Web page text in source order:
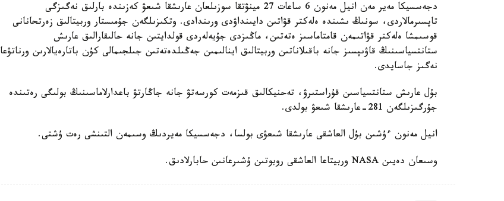
دجەسسيكا مەير مەن انيل مەنون 6 ساعات 27 مينۋتقا سوزىلعان عارىشقا شىعۋ كەزىندە بارلىق نەگىزگى
تاپسىرمالاردى، سونىڭ ىشىندە ەلەكتر قۋاتىن دايىنداۋدى ورىندادى. وتكىزىلگەن جۇمىستار وربيتالىق زەرتحانانى
قوسىمشا ەلەكتر قۋاتىمەن قامتاماسىز ەتەتىن، ماڭىزدى جۇيەلەردى قولدايتىن جانە حالىقارالىق عارىش
ستانتسياسىنىڭ قاۋىپسىز جانە باقىلاناتىن وربيتالىق اينالىمىن جەڭىلدەتەتىن جىلجىمالى كۇن باتارەيالارىن ورناتۋعا
نەگىز جاسايدى.
بۇل عارىش ستانتسياسىن قۇراستىرۋ، تەحنيكالىق قىزمەت كورسەتۋ جانە جاڭارتۋ باعدارلاماسىنىڭ بولىگى رەتىندە
جۇرگىزىلگەن 281-عارىشقا شىعۋ بولدى.
انيل مەنون ءۇشىن بۇل العاشقى عارىشقا شىعۋى بولسا، دجەسسيكا مەيردىڭ وسىمەن التىنشى رەت ۇشتى.
وسىعان دەيىن NASA وربيتاعا العاشقى روبوتىن ۇشىرعانىن حابارلادىق.